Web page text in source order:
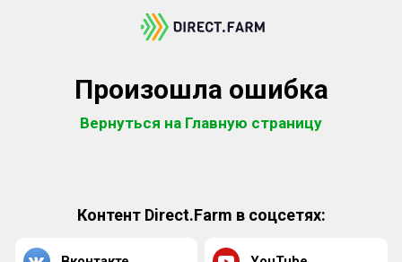
Произошла ошибка
Вернуться на Главную страницу
Контент Direct.Farm в соцсетях: